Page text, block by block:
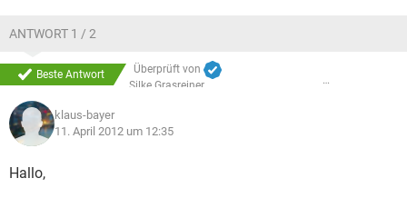
ANTWORT 1 / 2
Beste Antwort
Überprüft von
Silke Grasreiner
klaus-bayer
11. April 2012 um 12:35
Hallo,